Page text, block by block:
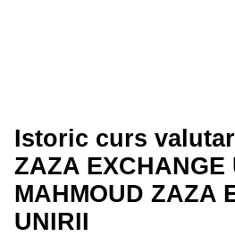
Istoric curs valutar
ZAZA EXCHANGE
MAHMOUD ZAZA
UNIRII